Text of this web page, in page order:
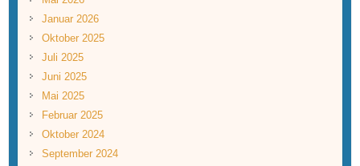
Januar 2026
Oktober 2025
Juli 2025
Juni 2025
Mai 2025
Februar 2025
Oktober 2024
September 2024